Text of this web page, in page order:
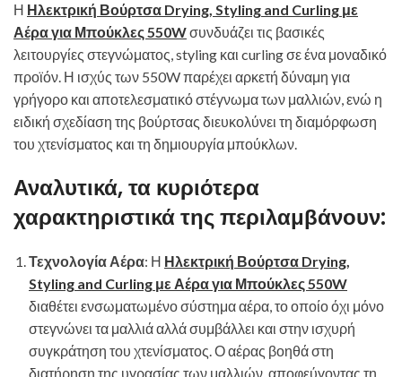
Η Ηλεκτρική Βούρτσα Drying, Styling and Curling με
Αέρα για Μπούκλες 550Wσυνδυάζει τις βασικές
λειτουργίες στεγνώματος, styling και curling σε ένα μοναδικό
προϊόν. Η ισχύς των 550W παρέχει αρκετή δύναμη για
γρήγορο και αποτελεσματικό στέγνωμα των μαλλιών, ενώ η
ειδική σχεδίαση της βούρτσας διευκολύνει τη διαμόρφωση
του χτενίσματος και τη δημιουργία μπούκλων.
Αναλυτικά, τα κυριότερα
χαρακτηριστικά της περιλαμβάνουν:
Τεχνολογία Αέρα: Η Ηλεκτρική Βούρτσα Drying,
Styling and Curling με Αέρα για Μπούκλες 550W
διαθέτει ενσωματωμένο σύστημα αέρα, το οποίο όχι μόνο
στεγνώνει τα μαλλιά αλλά συμβάλλει και στην ισχυρή
συγκράτηση του χτενίσματος. Ο αέρας βοηθά στη
διατήρηση της υγρασίας των μαλλιών, αποφεύγοντας τη